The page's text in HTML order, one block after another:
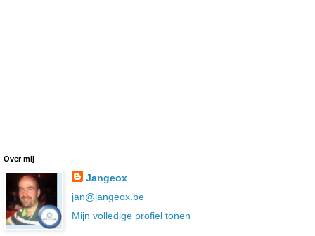
Over mij
Jangeox
jan@jangeox.be
Mijn volledige profiel tonen